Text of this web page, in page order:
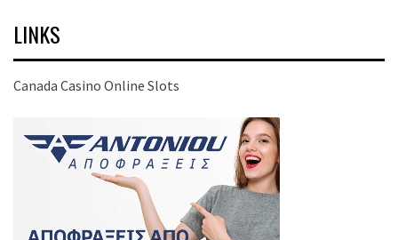
LINKS
Canada Casino Online Slots